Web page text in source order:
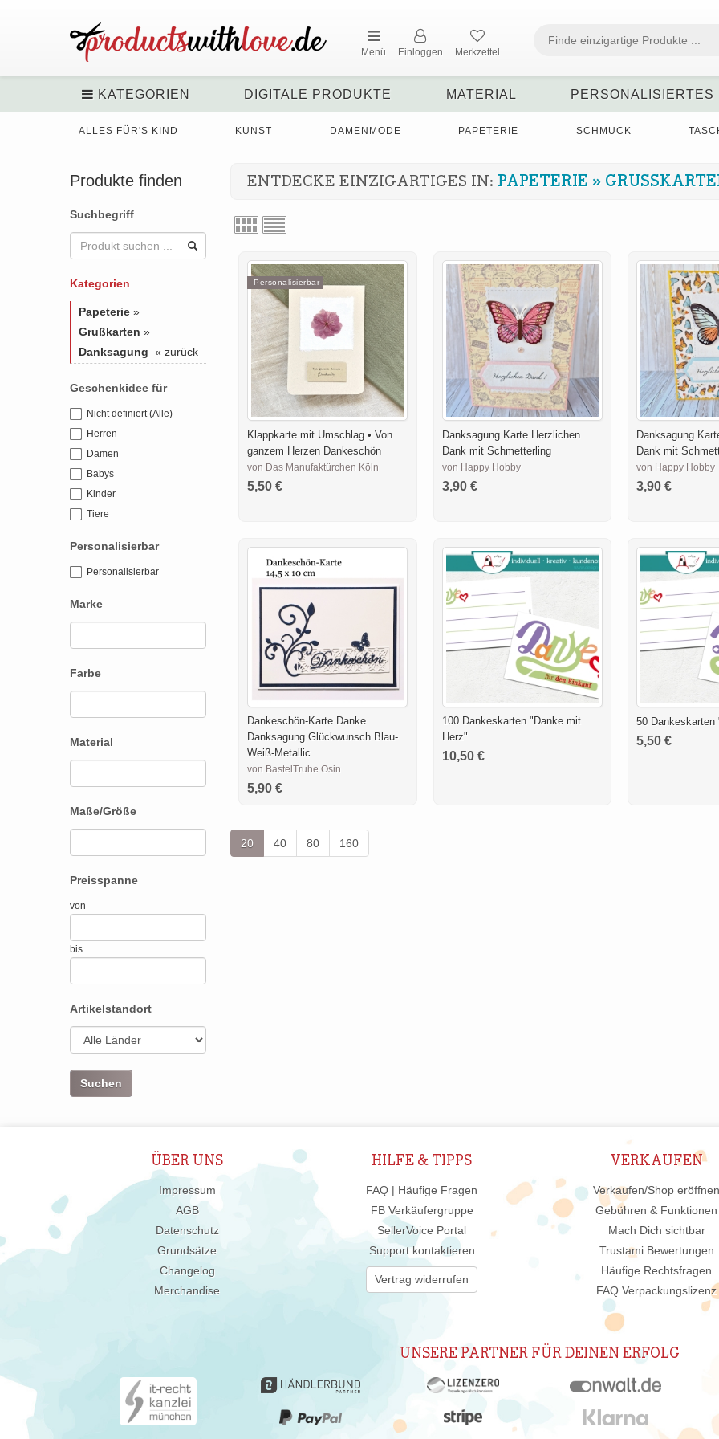
Menü Einloggen Merkzettel
KATEGORIEN DIGITALE PRODUKTE MATERIAL PERSONALISIERTES
ALLES FÜR'S KIND KUNST DAMENMODE PAPETERIE SCHMUCK
Produkte finden
Suchbegriff
Kategorien
Papeterie »
Grußkarten »
Danksagung « zurück
Geschenkidee für
Nicht definiert (Alle)
Herren
Damen
Babys
Kinder
Tiere
Personalisierbar
Personalisierbar
Marke
Farbe
Material
Maße/Größe
Preisspanne
von
bis
Artikelstandort
ENTDECKE EINZIGARTIGES IN: PAPETERIE » GRUSSKARTEN
Personalisierbar
Klappkarte mit Umschlag • Von
ganzem Herzen Dankeschön
von Das Manufaktürchen Köln
5,50 €
Danksagung Karte Herzlichen
Dank mit Schmetterling
von Happy Hobby
3,90 €
Danksagung
Dank mit
von Happy Hobby
3,90 €
Dankeschön-Karte Danke
Danksagung Glückwunsch Blau-
Weiß-Metallic
von BastelTruhe Osin
5,90 €
100 Dankeskarten "Danke mit
Herz"
10,50 €
50 Dankeskarten
5,50 €
20 40 80 160
ÜBER UNS
Impressum
AGB
Datenschutz
Grundsätze
Changelog
Merchandise
HILFE & TIPPS
FAQ | Häufige Fragen
FB Verkäufergruppe
SellerVoice Portal
Support kontaktieren
Vertrag widerrufen
VERKAUFEN
Verkaufen/Shop eröffnen
Gebühren & Funktionen
Mach Dich sichtbar
Trustami Bewertungen
Häufige Rechtsfragen
FAQ Verpackungslizenz
UNSERE PARTNER FÜR DEINEN ERFOLG